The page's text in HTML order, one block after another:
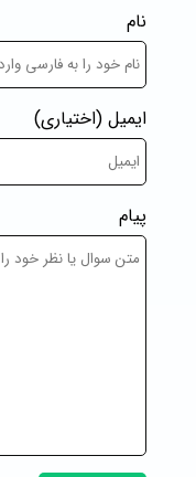
نام
ایمیل (اختیاری)
پیام